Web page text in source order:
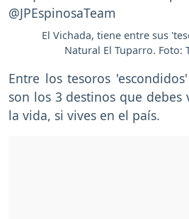
El Vichada, tiene entre sus
Natural El Tuparro. Foto:
Entre los tesoros
son los 3 destinos que debes
la vida, si vives en el país.